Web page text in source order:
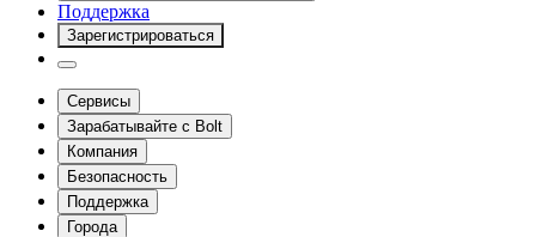
Поддержка
Зарегистрироваться
Сервисы
Зарабатывайте с Bolt
Компания
Безопасность
Поддержка
Города